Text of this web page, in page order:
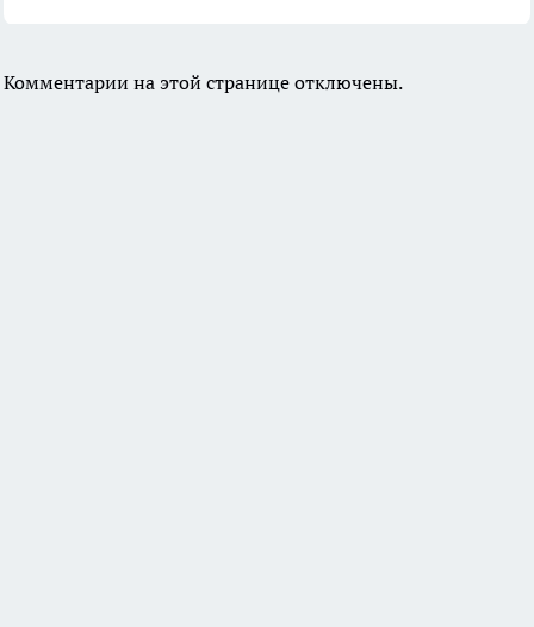
Комментарии на этой странице отключены.